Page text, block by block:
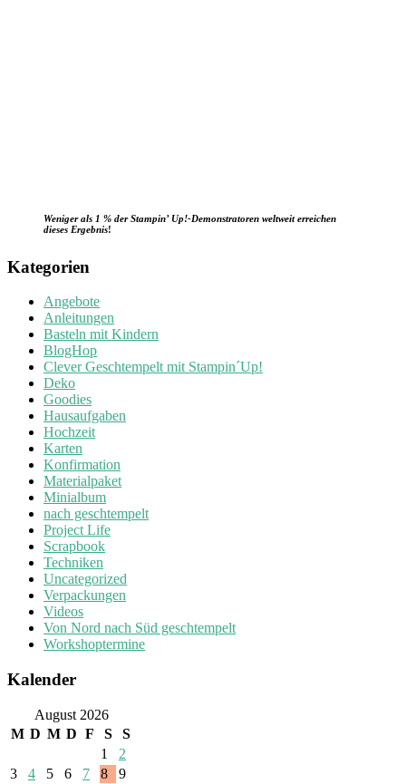
Weniger als 1 % der Stampin’ Up!-Demonstratoren weltweit erreichen
dieses Ergebnis!
Kategorien
Angebote
Anleitungen
Basteln mit Kindern
BlogHop
Clever Geschtempelt mit Stampin´Up!
Deko
Goodies
Hausaufgaben
Hochzeit
Karten
Konfirmation
Materialpaket
Minialbum
nach geschtempelt
Project Life
Scrapbook
Techniken
Uncategorized
Verpackungen
Videos
Von Nord nach Süd geschtempelt
Workshoptermine
Kalender
August 2026
M D M D F S
S
1
2
3
4 5 6 7 8
9